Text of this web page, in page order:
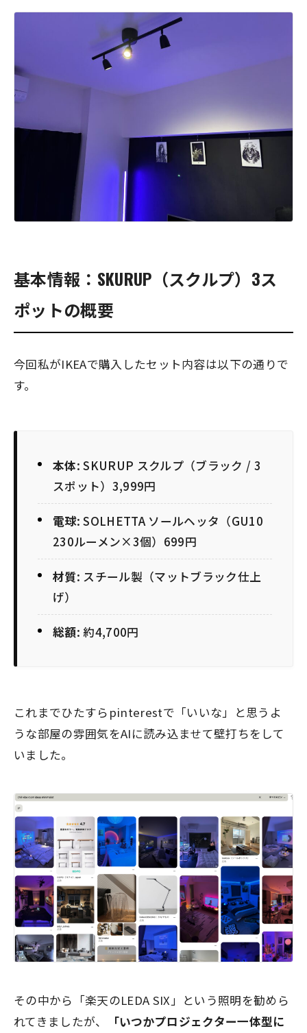
基本情報：SKURUP（スクルプ）3ス
ポットの概要
今回私がIKEAで購入したセット内容は以下の通りで
す。
本体: SKURUP スクルプ（ブラック / 3
スポット）3,999円
電球: SOLHETTA ソールヘッタ（GU10
230ルーメン×3個）699円
材質: スチール製（マットブラック仕上
げ）
総額: 約4,700円
これまでひたすらpinterestで「いいな」と思うよ
うな部屋の雰囲気をAIに読み込ませて壁打ちをして
いました。
その中から「楽天のLEDA SIX」という照明を勧めら
れてきましたが、
「いつかプロジェクター一体型に